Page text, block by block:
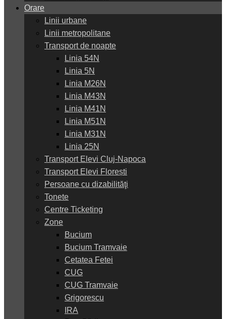
Orare
Linii urbane
Linii metropolitane
Transport de noapte
Linia 54N
Linia 5N
Linia M26N
Linia M43N
Linia M41N
Linia M51N
Linia M31N
Linia 25N
Transport Elevi Cluj-Napoca
Transport Elevi Florești
Persoane cu dizabilităţi
Tonete
Centre Ticketing
Zone
Bucium
Bucium Tramvaie
Cetatea Fetei
CUG
CUG Tramvaie
Grigorescu
IRA